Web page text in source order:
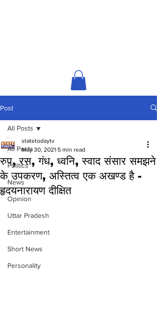
Post
All Posts
Politics
News
Opinion
Uttar Pradesh
Entertainment
Short News
Personality
All Posts
रुप, रस, गंध, ध्वनि, स्वाद संसार समझने
के उपकरण, अस्तित्व एक अखण्ड है -
हृदयनारायण दीक्षित
statetodaytv
May 30, 2021 5 min read